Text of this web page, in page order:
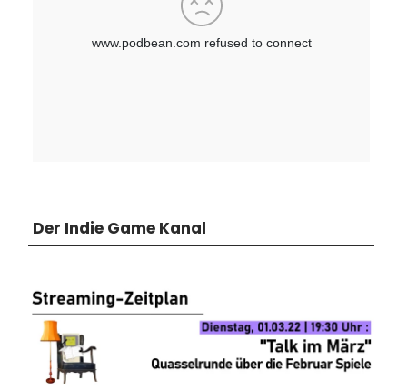
Der Indie Game Kanal